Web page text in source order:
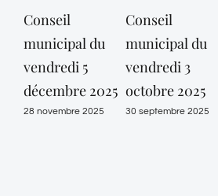
Conseil
municipal du
vendredi 5
décembre 2025
28 novembre 2025
Conseil
municipal du
vendredi 3
octobre 2025
30 septembre 2025